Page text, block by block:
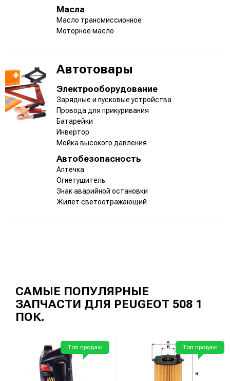
Масла
Масло трансмиссионное
Моторное масло
Автотовары
Электрооборудование
Зарядные и пусковые устройства
Провода для прикуривания
Батарейки
Инвертор
Мойка высокого давления
Автобезопасность
Аптечка
Огнетушитель
Знак аварийной остановки
Жилет светоотражающий
САМЫЕ ПОПУЛЯРНЫЕ
ЗАПЧАСТИ ДЛЯ PEUGEOT 508 1
ПОК.
Топ продаж Топ продаж